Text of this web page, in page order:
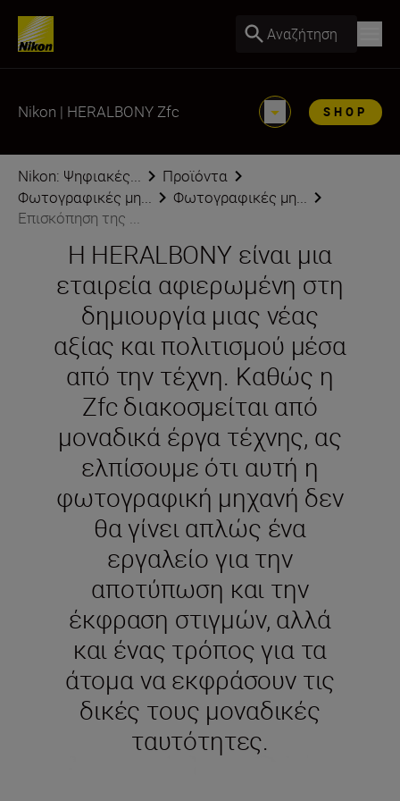
Αναζήτηση
Nikon | HERALBONY Zfc SHOP
Nikon: Ψηφιακές...
Προϊόντα
Φωτογραφικές μη...
Φωτογραφικές μη...
Επισκόπηση της ...
Η HERALBONY είναι μια
εταιρεία αφιερωμένη στη
δημιουργία μιας νέας
αξίας και πολιτισμού μέσα
από την τέχνη. Καθώς η
Zfc διακοσμείται από
μοναδικά έργα τέχνης, ας
ελπίσουμε ότι αυτή η
φωτογραφική μηχανή δεν
θα γίνει απλώς ένα
εργαλείο για την
αποτύπωση και την
έκφραση στιγμών, αλλά
και ένας τρόπος για τα
άτομα να εκφράσουν τις
δικές τους μοναδικές
ταυτότητες.